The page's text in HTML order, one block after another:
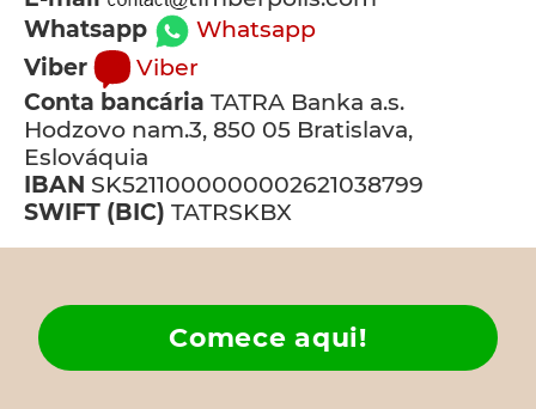
Whatsapp
Whatsapp
Viber
Viber
Conta bancária TATRA Banka a.s.
Hodzovo nam.3, 850 05 Bratislava,
Eslováquia
IBAN SK5211000000002621038799
SWIFT (BIC) TATRSKBX
Comece aqui!